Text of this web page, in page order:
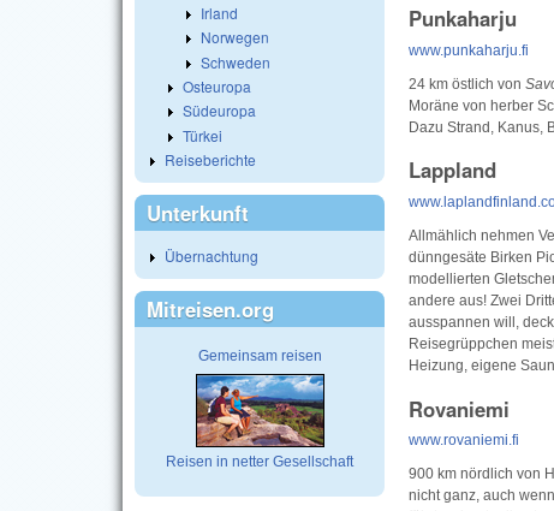
Punkaharju
www.punkaharju.fi
24 km östlich von
Moräne von herber
Dazu Strand, Kanus,
Lappland
Allmählich nehmen
dünngesäte Birken
modellierten
andere aus! Zwei
ausspannen will,
Reisegrüppchen
Heizung, eigene
Rovaniemi
www.rovaniemi.fi
900 km nördlich von
nicht ganz, auch
Irland
Norwegen
Schweden
Osteuropa
Südeuropa
Türkei
Reiseberichte
Unterkunft
Übernachtung
Mitreisen.org
Gemeinsam reisen
Reisen in netter Gesellschaft